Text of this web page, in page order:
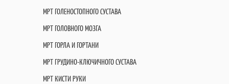
МРТ ГОЛЕНОСТОПНОГО СУСТАВА
МРТ ГОЛОВНОГО МОЗГА
МРТ ГОРЛА И ГОРТАНИ
МРТ ГРУДИНО-КЛЮЧИЧНОГО СУСТАВА
МРТ КИСТИ РУКИ